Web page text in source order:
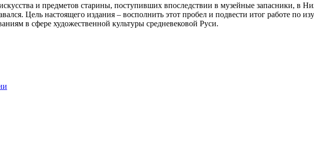
и предметов старины, поступивших впоследствии в музейные запасники, в
Цель настоящего издания – восполнить этот пробел и подвести итог работе по
в сфере художественной культуры средневековой Руси.